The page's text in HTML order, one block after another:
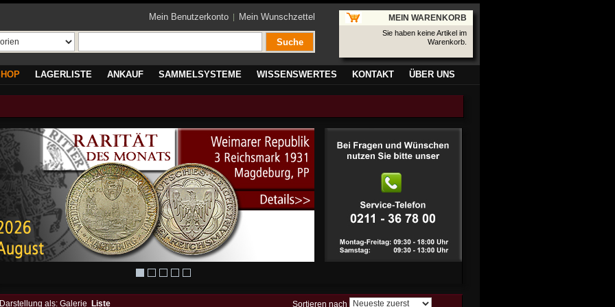
Mein Benutzerkonto Mein Wunschzettel
Suche
MEIN WARENKORB
Sie haben keine Artikel im
Warenkorb.
LAGERLISTE ANKAUF SAMMELSYSTEME WISSENSWERTES KONTAKT ÜBER UNS
Darstellung als: Galerie Liste Sortieren nach